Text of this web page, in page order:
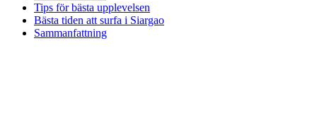
Tips för bästa upplevelsen
Bästa tiden att surfa i Siargao
Sammanfattning